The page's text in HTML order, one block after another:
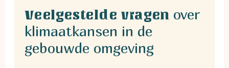
Veelgestelde vragen over
klimaatkansen in de
gebouwde omgeving